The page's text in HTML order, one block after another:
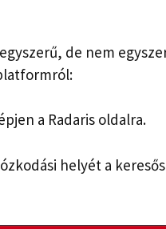
de nem
a Radaris oldalra.
helyét a